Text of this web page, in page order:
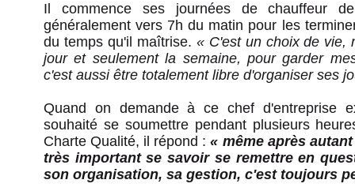
Il commence ses journées de chauffeur
généralement vers 7h du matin pour les
du temps qu'il maîtrise. « C'est un choix de vie,
jour et seulement la semaine, pour garder
c'est aussi être totalement libre d'organiser ses
Quand on demande à ce chef d'entreprise
souhaité se soumettre pendant plusieurs
Charte Qualité, il répond :« même après
très important se savoir se remettre en
son organisation, sa gestion, c'est toujours